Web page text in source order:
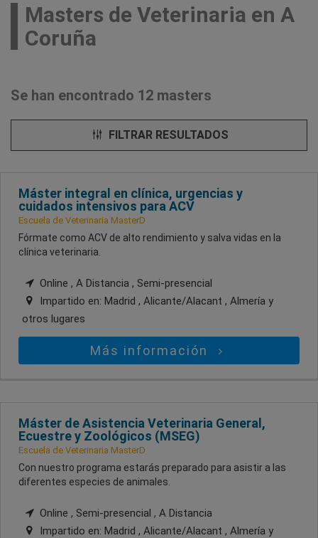
Masters de Veterinaria en A
Coruña
Se han encontrado 12 masters
FILTRAR RESULTADOS
Máster integral en clínica, urgencias y
cuidados intensivos para ACV
Escuela de Veterinaria MasterD
Fórmate como ACV de alto rendimiento y salva vidas en la
clínica veterinaria.
Online , A Distancia , Semi-presencial
Impartido en: Madrid , Alicante/Alacant , Almería y
otros lugares
Más información
Máster de Asistencia Veterinaria General,
Ecuestre y Zoológicos (MSEG)
Escuela de Veterinaria MasterD
Con nuestro programa estarás preparado para asistir a las
diferentes especies de animales.
Online , Semi-presencial , A Distancia
Impartido en: Madrid , Alicante/Alacant , Almería y